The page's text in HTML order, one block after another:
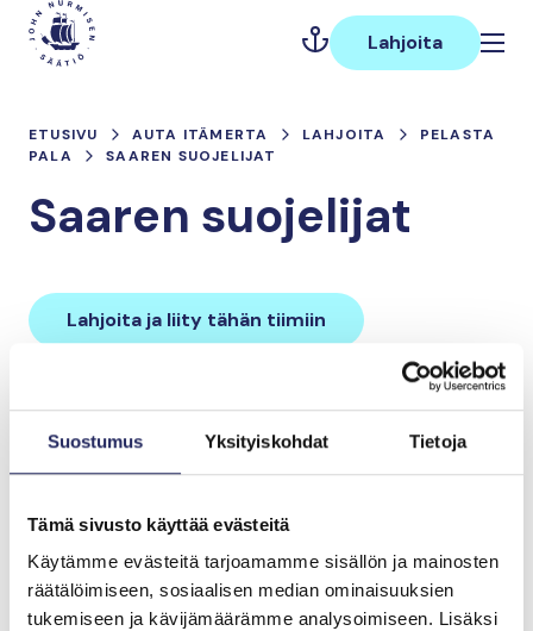
Suostumus Yksityiskohdat Tietoja
Tämä sivusto käyttää evästeitä
Käytämme evästeitä tarjoamamme sisällön ja mainosten
räätälöimiseen, sosiaalisen median ominaisuuksien
tukemiseen ja kävijämäärämme analysoimiseen. Lisäksi
Hyppää
sisältöön
Päävalikko
Lahjoita
ETUSIVU AUTA ITÄMERTA LAHJOITA
PELASTA
PALA
SAAREN SUOJELIJAT
Saaren suojelijat
Lahjoita ja liity tähän tiimiin
Tiimin lahjoitukset yhteensä:
Tiimille tehdyt
lahjoitukset